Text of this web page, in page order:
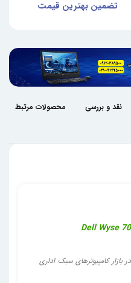
تضمین بهترین قیمت
نقد و بررسی محصولات مرتبط
کامپیوترهای سبک اداری